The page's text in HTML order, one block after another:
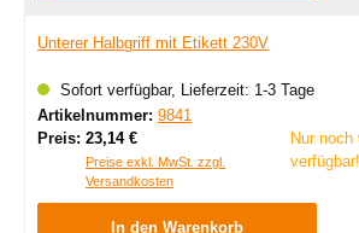
Unterer Halbgriff mit Etikett 230V
Sofort verfügbar, Lieferzeit: 1-3 Tage
Artikelnummer: 9841
Preis: Regulärer Preis:
23,14 €
Preise exkl. MwSt. zzgl.
Versandkosten
Nur noch
verfügbar!
In den Warenkorb